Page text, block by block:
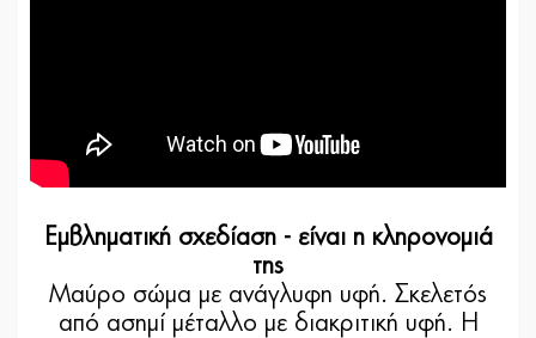
Εμβληματική σχεδίαση - είναι η κληρονομιά
της
Μαύρο σώμα με ανάγλυφη υφή. Σκελετός
από ασημί μέταλλο με διακριτική υφή. Η